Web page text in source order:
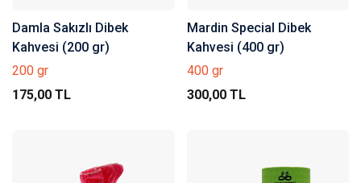
Damla Sakızlı Dibek
Kahvesi (200 gr)
200 gr
175,00 TL
Mardin Special Dibek
Kahvesi (400 gr)
400 gr
300,00 TL